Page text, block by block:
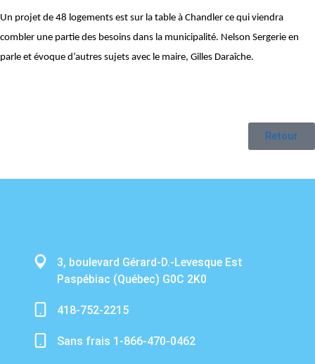
Un projet de 48 logements est sur la table à Chandler ce qui viendra
combler une partie des besoins dans la municipalité. Nelson Sergerie en
parle et évoque d’autres sujets avec le maire, Gilles Daraîche.
Retour
3, boulevard Gérard-D.-Levesque Est
Paspébiac (Québec) G0C 2K0
418-752-2215
Sans frais 1-866-470-0462